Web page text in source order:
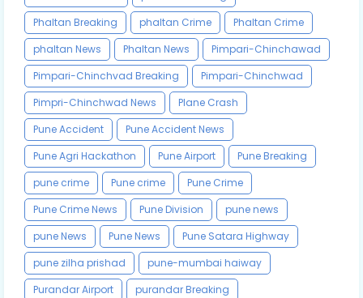
Phaltan Breaking
phaltan Crime
Phaltan Crime
phaltan News
Phaltan News
Pimpari-Chinchawad
Pimpari-Chinchvad Breaking
Pimpari-Chinchwad
Pimpri-Chinchwad News
Plane Crash
Pune Accident
Pune Accident News
Pune Agri Hackathon
Pune Airport
Pune Breaking
pune crime
Pune crime
Pune Crime
Pune Crime News
Pune Division
pune news
pune News
Pune News
Pune Satara Highway
pune zilha prishad
pune-mumbai haiway
Purandar Airport
purandar Breaking